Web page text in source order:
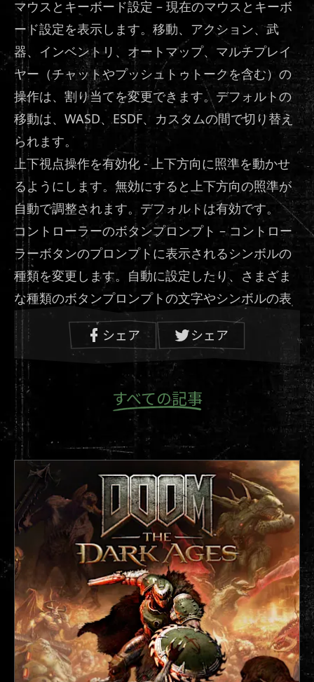
マウスとキーボード設定 – 現在のマウスとキーボ
ード設定を表示します。移動、アクション、武
器、インベントリ、オートマップ、マルチプレイ
ヤー（チャットやプッシュトゥトークを含む）の
操作は、割り当てを変更できます。デフォルトの
移動は、WASD、ESDF、カスタムの間で切り替え
られます。
上下視点操作を有効化 - 上下方向に照準を動かせ
るようにします。無効にすると上下方向の照準が
自動で調整されます。デフォルトは有効です。
コントローラーのボタンプロンプト – コントロー
ラーボタンのプロンプトに表示されるシンボルの
種類を変更します。自動に設定したり、さまざま
な種類のボタンプロンプトの文字やシンボルの表
示を変更したりできます。
コントローラーの振動と振動強度 – 設定を有効に
切り替えたり、強度スライダーで振動強度を調整
したりできます。
視点操作反転 – フリールックを有効化している場
合、上下方向の視点操作が逆になります。
コントローラーの垂直感度と水平感度 – コントロ
ーラーの水平軸と垂直軸の感度を個別に調整しま
す。
ファーストコントローラー – システムに接続され
た1つ目のコントローラーがどのプレイヤーを操作
するかを変更します。プレイヤー2に設定されてい
る場合、キーボードとマウスを使用してプレイヤ
ー1を操作することができます。デフォルトはプレ
イヤー1です。
スティック(入れ替え) – 有効にすると、左スティッ
シェア シェア
すべての記事